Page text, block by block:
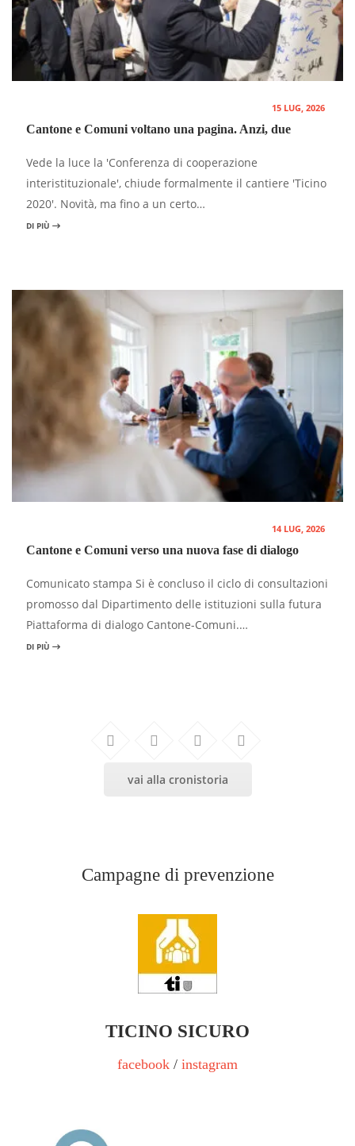
15 LUG, 2026
Cantone e Comuni voltano una pagina. Anzi, due
Vede la luce la 'Conferenza di cooperazione
interistituzionale', chiude formalmente il cantiere 'Ticino
2020'. Novità, ma fino a un certo…
DI PIÙ
14 LUG, 2026
Cantone e Comuni verso una nuova fase di dialogo
Comunicato stampa Si è concluso il ciclo di consultazioni
promosso dal Dipartimento delle istituzioni sulla futura
Piattaforma di dialogo Cantone-Comuni.…
DI PIÙ
vai alla cronistoria
Campagne di prevenzione
TICINO SICURO
facebook / instagram